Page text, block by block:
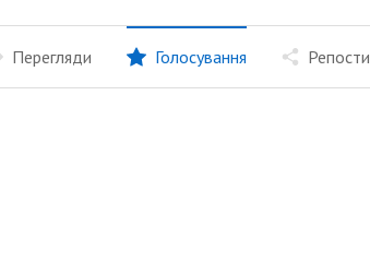
Перегляди Голосування Репости